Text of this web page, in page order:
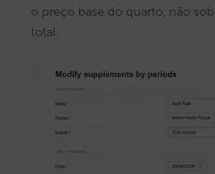
o preço base do quarto, não
total.